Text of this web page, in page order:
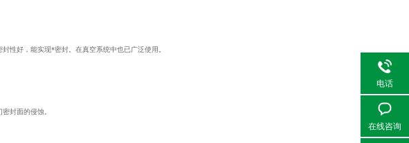
好，能实现*密封。在真空系统中也已广泛使用。
封面的侵蚀。
电话
在线咨询